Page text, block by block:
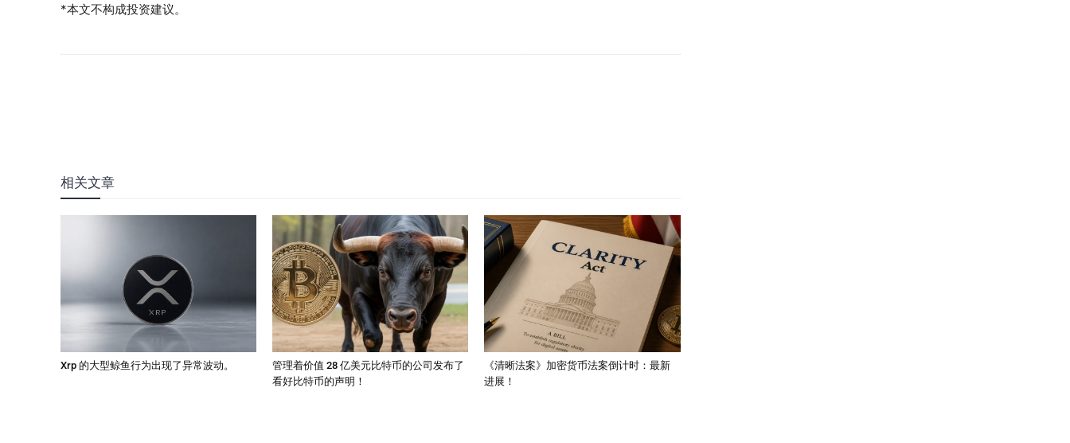
*本文不构成投资建议。
相关文章
Xrp 的大型鲸鱼行为出现了异常波动。
管理着价值 28 亿美元比特币的公司发布了
看好比特币的声明！
《清晰法案》加密货币法案倒计时：最新
进展！